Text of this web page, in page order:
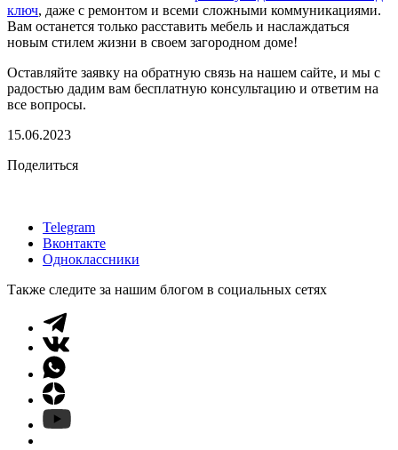
ключ, даже с ремонтом и всеми сложными коммуникациями.
Вам останется только расставить мебель и наслаждаться
новым стилем жизни в своем загородном доме!
Оставляйте заявку на обратную связь на нашем сайте, и мы с
радостью дадим вам бесплатную консультацию и ответим на
все вопросы.
15.06.2023
Поделиться
Telegram
Вконтакте
Одноклассники
Также следите за нашим блогом в социальных сетях